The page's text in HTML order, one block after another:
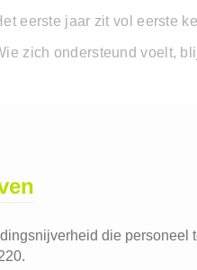
eerste jaar zit vol eerste
zich ondersteund voelt,
die personeel